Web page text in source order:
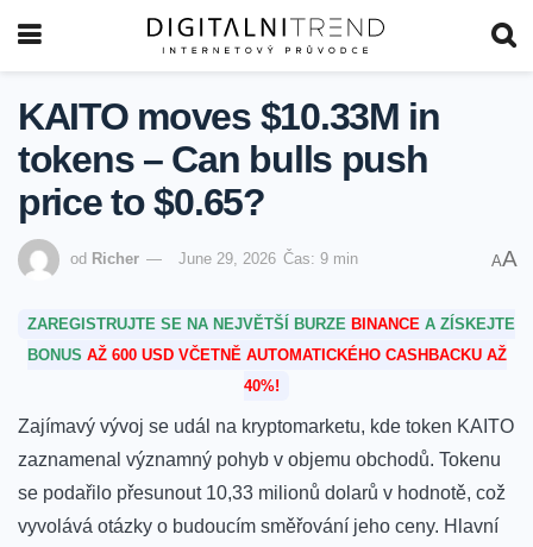
KAITO moves $10.33M in
tokens – Can bulls push
price to $0.65?
od Richer June 29, 2026 Čas: 9 min AA
ZAREGISTRUJTE SE NA NEJVĚTŠÍ BURZE BINANCE A ZÍSKEJTE
BONUS AŽ 600 USD VČETNĚ AUTOMATICKÉHO CASHBACKU AŽ
40%!
Zajímavý vývoj se udál na ‌kryptomarketu, kde token‌ KAITO
zaznamenal⁢ významný pohyb ​v objemu obchodů. Tokenu
se podařilo přesunout 10,33 milionů dolarů v hodnotě, což
vyvolává otázky o budoucím směřování jeho ceny. Hlavní⁢